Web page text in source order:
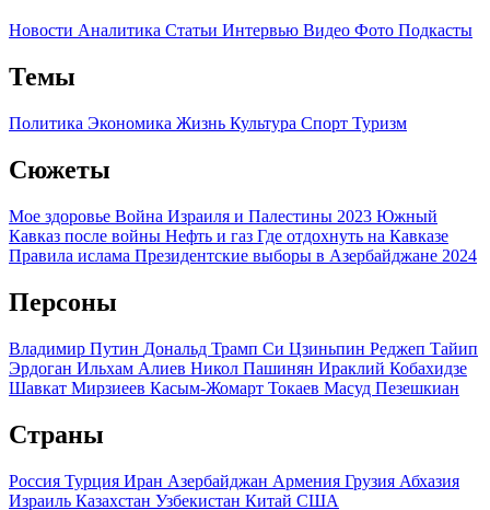
Новости Аналитика Статьи Интервью Видео Фото Подкасты
Темы
Политика Экономика Жизнь Культура Спорт Туризм
Сюжеты
Мое здоровье Война Израиля и Палестины 2023 Южный
Кавказ после войны Нефть и газ Где отдохнуть на Кавказе
Правила ислама Президентские выборы в Азербайджане 2024
Персоны
Владимир Путин Дональд Трамп Си Цзиньпин Реджеп Тайип
Эрдоган Ильхам Алиев Никол Пашинян Ираклий Кобахидзе
Шавкат Мирзиеев Касым-Жомарт Токаев Масуд Пезешкиан
Страны
Россия Турция Иран Азербайджан Армения Грузия Абхазия
Израиль Казахстан Узбекистан Китай США